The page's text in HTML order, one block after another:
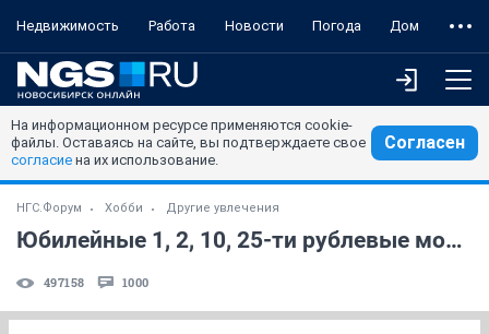
Недвижимость Работа Новости Погода Дом
На информационном ресурсе применяются cookie-
файлы. Оставаясь на сайте, вы подтверждаете свое
согласие на их использование.
Согласен
НГС.Форум Хобби Другие увлечения
Юбилейные 1, 2, 10, 25-ти рублевые монеты РФ!!! (часть 5)
497158 1000